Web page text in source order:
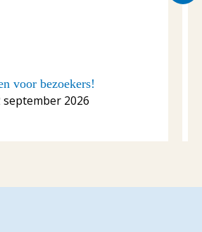
voor bezoekers!
september 2026